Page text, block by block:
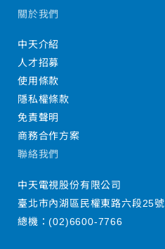
關於我們
中天介紹
人才招募
使用條款
隱私權條款
免責聲明
商務合作方案
聯絡我們
中天電視股份有限公司
臺北市內湖區民權東路六段25號
總機：(02)6600-7766